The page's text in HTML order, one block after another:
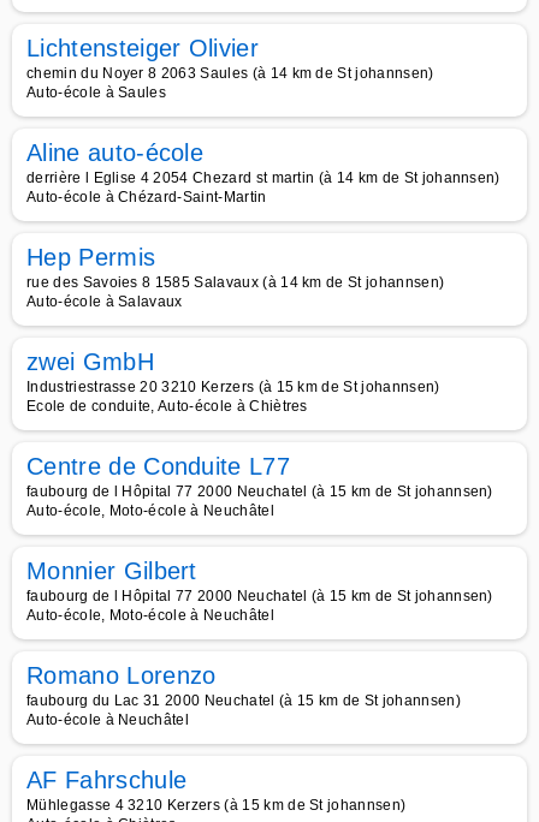
Lichtensteiger Olivier
chemin du Noyer 8 2063 Saules (à 14 km de St johannsen)
Auto-école à Saules
Aline auto-école
derrière l Eglise 4 2054 Chezard st martin (à 14 km de St johannsen)
Auto-école à Chézard-Saint-Martin
Hep Permis
rue des Savoies 8 1585 Salavaux (à 14 km de St johannsen)
Auto-école à Salavaux
zwei GmbH
Industriestrasse 20 3210 Kerzers (à 15 km de St johannsen)
Ecole de conduite, Auto-école à Chiètres
Centre de Conduite L77
faubourg de l Hôpital 77 2000 Neuchatel (à 15 km de St johannsen)
Auto-école, Moto-école à Neuchâtel
Monnier Gilbert
faubourg de l Hôpital 77 2000 Neuchatel (à 15 km de St johannsen)
Auto-école, Moto-école à Neuchâtel
Romano Lorenzo
faubourg du Lac 31 2000 Neuchatel (à 15 km de St johannsen)
Auto-école à Neuchâtel
AF Fahrschule
Mühlegasse 4 3210 Kerzers (à 15 km de St johannsen)